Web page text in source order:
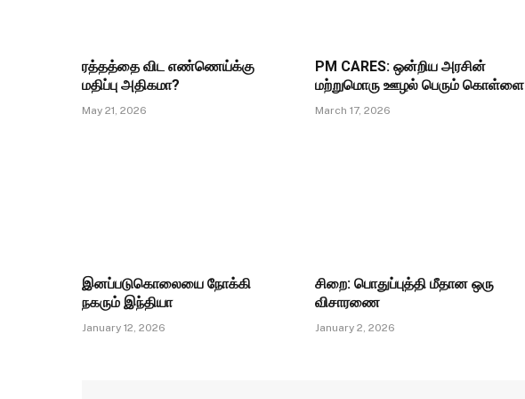
ரத்தத்தை விட எண்ணெய்க்கு
மதிப்பு அதிகமா?
May 21, 2026
PM CARES: ஒன்றிய அரசின்
மற்றுமொரு ஊழல் பெரும் கொள்ளை
March 17, 2026
இனப்படுகொலையை நோக்கி
நகரும் இந்தியா
January 12, 2026
சிறை: பொதுப்புத்தி மீதான ஒரு
விசாரணை
January 2, 2026